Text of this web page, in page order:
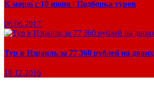
К морю с 10 июня | Подборка туров
06.06.2017
Тур в Израиль за 77 360 рублей на двоих
19.12.2016